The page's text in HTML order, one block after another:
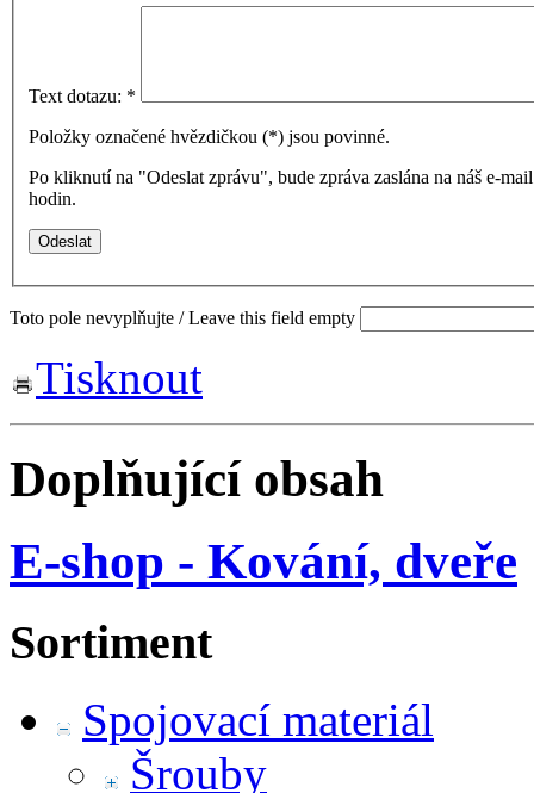
Text dotazu: *
Položky označené hvězdičkou (*) jsou povinné.
Po kliknutí na "Odeslat zprávu", bude zpráva zaslána na náš e-
hodin.
Toto pole nevyplňujte / Leave this field empty
Tisknout
Doplňující obsah
E-shop - Kování, dveře
Sortiment
Spojovací materiál
Šrouby